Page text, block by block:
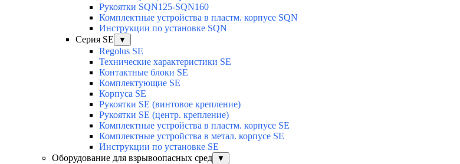
Рукоятки SQN125-SQN160
Комплектные устройства в пластм. корпусе SQN
Инструкции по установке SQN
Серия SE
▼
Regolus SE
Технические характеристики SE
Контактные блоки SE
Комплектующие SЕ
Корпуса SE
Рукоятки SE (винтовое крепление)
Рукоятки SE (центр. крепление)
Комплектные устройства в пластм. корпусе SE
Комплектные устройства в метал. корпусе SE
Инструкции по установке SE
Оборудование для взрывоопасных сред
▼